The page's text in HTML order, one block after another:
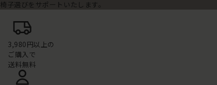
椅子選びをサポートいたします。
3,980円以上の
ご購入で
送料無料